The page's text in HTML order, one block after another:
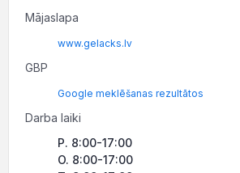
Mājaslapa
www.gelacks.lv
GBP
Google meklēšanas rezultātos
Darba laiki
P. 8:00-17:00
O. 8:00-17:00